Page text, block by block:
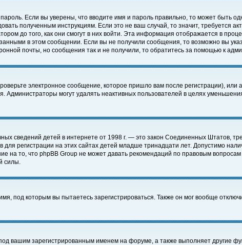
Если вы уверены, что вводите имя и пароль правильно, то может быть
полученным инструкциям. Если это не ваш случай, то значит, требуется
до того, как они смогут в них войти. Эта информация отображается в
в этом сообщении. Если вы не получили сообщения, то возможно вы
почты, но сообщения так и не получили, то обратитесь за помощью к
электронное сообщение, которое пришло вам после регистрации),
могут удалять неактивных пользователей в целях
сведений детей в интернете от 1998 г. — это закон Соединенных Штатов,
регистрации на этих сайтах детей младше тринадцати лет. Допустимо
на то, что phpBB Group не может давать рекомендаций по правовым
силы.
под которым вы пытаетесь зарегистрироваться. Также он мог вообще
вашим зарегистрированным именем на форуме, а также выполняет другие